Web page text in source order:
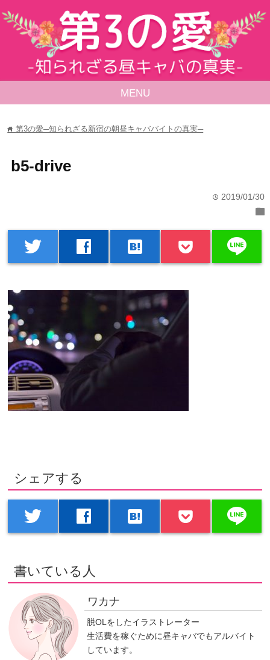
MENU
home第3の愛─知られざる新宿の朝昼キャババイトの真実─
b5-drive
time 2019/01/30
folder
twitter facebook hatenabookmark line
シェアする
twitter facebook hatenabookmark line
書いている人
ワカナ
脱OLをしたイラストレーター
生活費を稼ぐために昼キャバでもアルバイト
しています。